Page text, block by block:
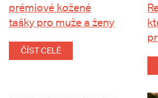
prémiové kožené
tašky pro muže a ženy
ČÍST CELÉ